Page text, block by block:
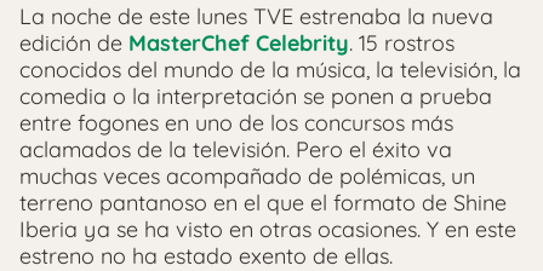
La noche de este lunes TVE estrenaba la nueva
edición de MasterChef Celebrity. 15 rostros
conocidos del mundo de la música, la televisión, la
comedia o la interpretación se ponen a prueba
entre fogones en uno de los concursos más
aclamados de la televisión. Pero el éxito va
muchas veces acompañado de polémicas, un
terreno pantanoso en el que el formato de Shine
Iberia ya se ha visto en otras ocasiones. Y en este
estreno no ha estado exento de ellas.